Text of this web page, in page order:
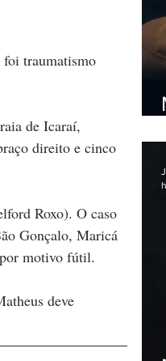
foi traumatismo
de Icaraí,
direito e cinco
Roxo). O caso
Gonçalo, Maricá
motivo fútil.
deve